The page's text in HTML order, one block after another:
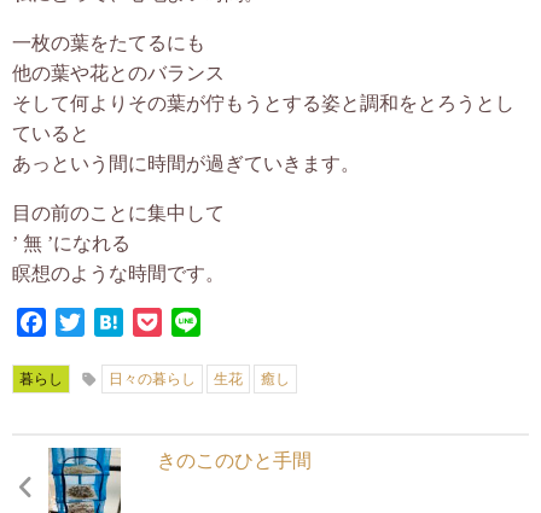
一枚の葉をたてるにも
他の葉や花とのバランス
そして何よりその葉が佇もうとする姿と調和をとろうとし
ていると
あっという間に時間が過ぎていきます。
目の前のことに集中して
’ 無 ’になれる
瞑想のような時間です。
FacebookTwitterHatenaPocket
暮らし 日々の暮らし 生花 癒し
きのこのひと手間